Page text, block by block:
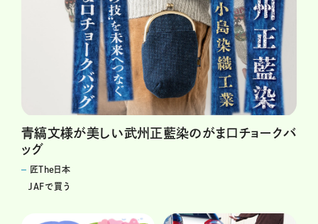
青縞文様が美しい武州正藍染のがま口チョークバ
ッグ
匠The日本
JAFで買う